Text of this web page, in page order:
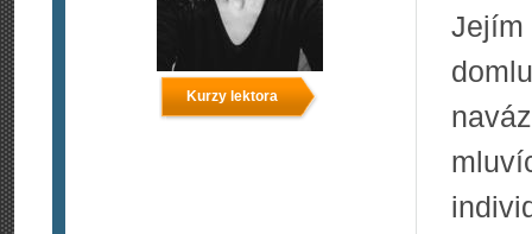
Kurzy lektora